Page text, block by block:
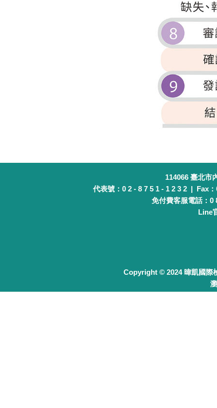
114066 臺北市
代表號：0 2 - 8 7 5 1 - 1 2 3 2 | Fax
免付費客服電話：0
Line
Copyright © 2024 暐凱國際